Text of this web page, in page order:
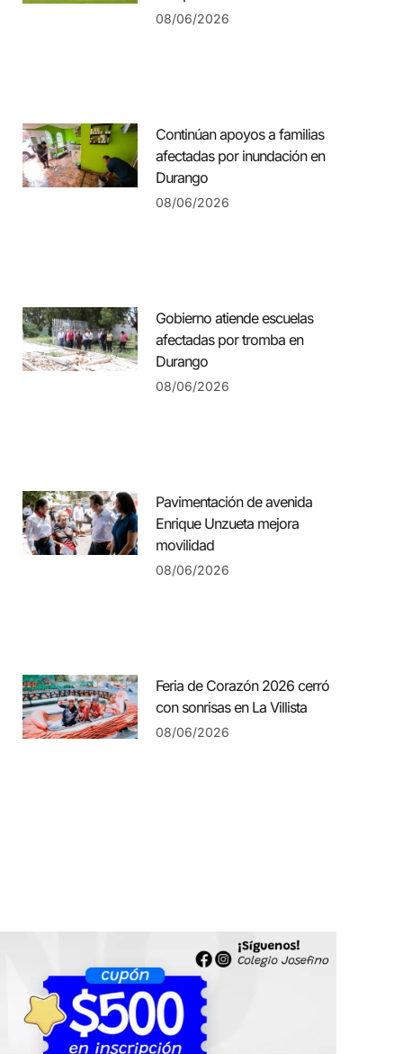
08/06/2026
Continúan apoyos a familias
afectadas por inundación en
Durango
08/06/2026
Gobierno atiende escuelas
afectadas por tromba en
Durango
08/06/2026
Pavimentación de avenida
Enrique Unzueta mejora
movilidad
08/06/2026
Feria de Corazón 2026 cerró
con sonrisas en La Villista
08/06/2026